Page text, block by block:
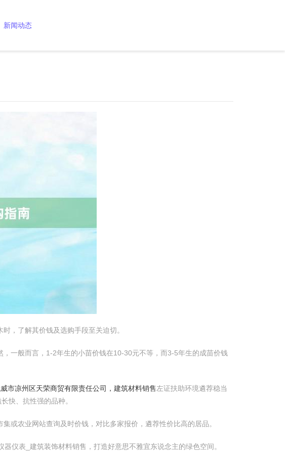
新闻动态
，了解其价钱及选购手段至关迫切。
一般而言，1-2年生的小苗价钱在10-30元不等，而3-5年生的成苗价钱
市凉州区天荣商贸有限责任公司，建筑材料销售左证扶助环境遴荐稳当
快、抗性强的品种。
或农业网站查询及时价钱，对比多家报价，遴荐性价比高的居品。
仪表_建筑装饰材料销售，打造好意思不雅宜东说念主的绿色空间。